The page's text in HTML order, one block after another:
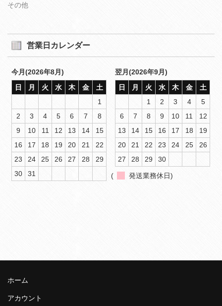
その他
営業日カレンダー
今月(2026年8月)
日
月 火 水 木 金
土
1
2
3 4 5 6 7
8
9
10 11 12 13 14
15
16
17 18 19 20 21
22
23
24 25 26 27 28
29
30
31
翌月(2026年9月)
日
月 火 水 木 金
土
1
2 3 4
5
6
7 8 9 10 11
12
13
14 15 16 17 18
19
20
21 22 23 24 25
26
27
28 29 30
( 発送業務休日)
ホーム
アカウント